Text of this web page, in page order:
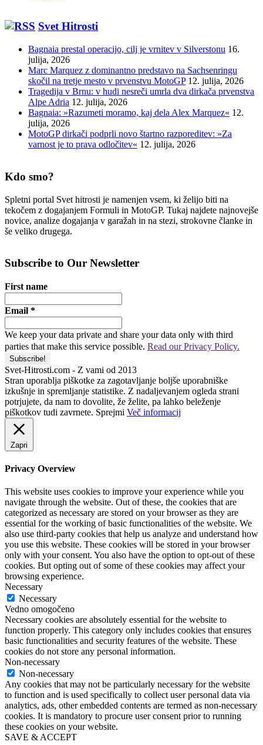
Svet Hitrosti
Bagnaia prestal operacijo, cilj je vrnitev v Silverstonu 16.
julija, 2026
Marc Marquez z dominantno predstavo na Sachsenringu
skočil na tretje mesto v prvenstvu MotoGP 12. julija, 2026
Tragedija v Brnu: v hudi nesreči umrla dva dirkača prvenstva
Alpe Adria 12. julija, 2026
Bagnaia: »Razumeti moramo, kaj dela Alex Marquez« 12.
julija, 2026
MotoGP dirkači podprli novo štartno razporeditev: »Za
varnost je to prava odločitev« 12. julija, 2026
Kdo smo?
Spletni portal Svet hitrosti je namenjen vsem, ki želijo biti na
tekočem z dogajanjem Formuli in MotoGP. Tukaj najdete najnovejše
novice, analize dogajanja v garažah in na stezi, strokovne članke in
še veliko drugega.
Subscribe to Our Newsletter
First name
Email *
We keep your data private and share your data only with third
parties that make this service possible. Read our Privacy Policy.
Svet-Hitrosti.com - Z vami od 2013
Stran uporablja piškotke za zagotavljanje boljše uporabniške
izkušnje in spremljanje statistike. Z nadaljevanjem ogleda strani
potrjujete, da nam to dovolite, že želite, pa lahko beleženje
piškotkov tudi zavrnete. Sprejmi Več informacij
Zapri
Privacy Overview
This website uses cookies to improve your experience while you
navigate through the website. Out of these, the cookies that are
categorized as necessary are stored on your browser as they are
essential for the working of basic functionalities of the website. We
also use third-party cookies that help us analyze and understand how
you use this website. These cookies will be stored in your browser
only with your consent. You also have the option to opt-out of these
cookies. But opting out of some of these cookies may affect your
browsing experience.
Necessary
Necessary
Vedno omogočeno
Necessary cookies are absolutely essential for the website to
function properly. This category only includes cookies that ensures
basic functionalities and security features of the website. These
cookies do not store any personal information.
Non-necessary
Non-necessary
Any cookies that may not be particularly necessary for the website
to function and is used specifically to collect user personal data via
analytics, ads, other embedded contents are termed as non-necessary
cookies. It is mandatory to procure user consent prior to running
these cookies on your website.
SAVE & ACCEPT